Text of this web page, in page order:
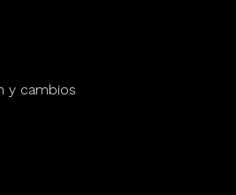
y cambios